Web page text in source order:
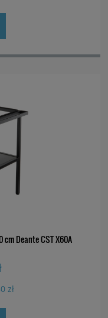
Deante CST X60A
zł